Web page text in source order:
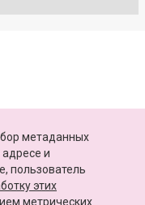
метаданных
и
пользователь
этих
метрических